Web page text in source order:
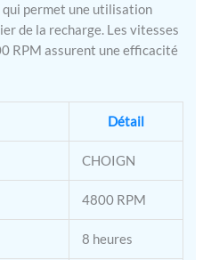
avec réglage à 30
vous pouvez
une vitesse de
Longue durée
: le pistolet de
au lithium
de haute
de 2500 mAh.
permet une utilisation
de la recharge. Les vitesses
RPM assurent une efficacité
Détail
CHOIGN
4800 RPM
8 heures